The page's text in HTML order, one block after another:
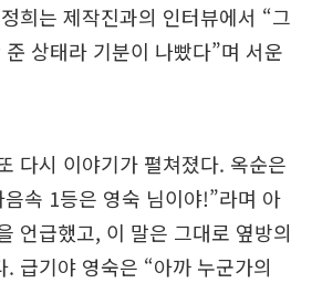
희는 제작진과의 인터뷰에서 “그
상태라 기분이 나빴다”며 서운
다시 이야기가 펼쳐졌다. 옥순은
속 1등은 영숙 님이야!”라며 아
언급했고, 이 말은 그대로 옆방의
급기야 영숙은 “아까 누군가의